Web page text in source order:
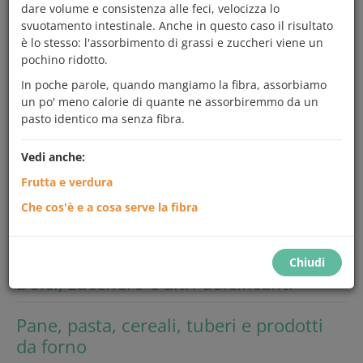
Cerca
Frutta e ortaggi
Latte e derivati
Carne, pesce, uova e legumi
Sale e condimenti
Dolci, zucchero e altri dolcificanti
Pane, pasta, cereali, tuberi e prodotti
da forno
dare volume e consistenza alle feci, velocizza lo
svuotamento intestinale. Anche in questo caso il risultato
è lo stesso: l'assorbimento di grassi e zuccheri viene un
pochino ridotto.
In poche parole, quando mangiamo la fibra, assorbiamo
un po' meno calorie di quante ne assorbiremmo da un
pasto identico ma senza fibra.
Vedi anche:
Frutta e verdura
Che cos'è e a cosa serve la fibra
Chiudi